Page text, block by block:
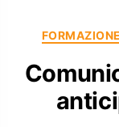
FORMAZIONE